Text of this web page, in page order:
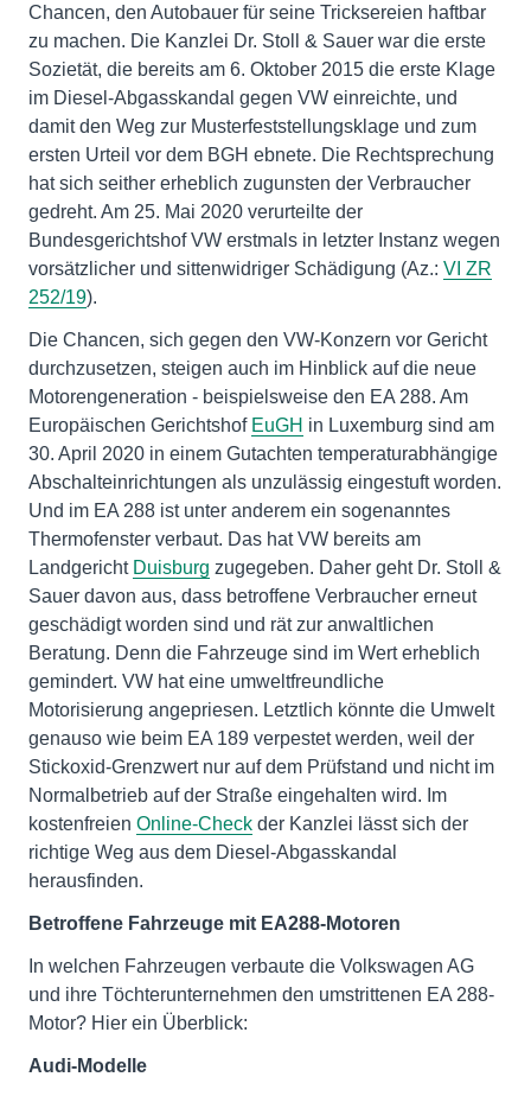
Chancen, den Autobauer für seine Tricksereien haftbar
zu machen. Die Kanzlei Dr. Stoll & Sauer war die erste
Sozietät, die bereits am 6. Oktober 2015 die erste Klage
im Diesel-Abgasskandal gegen VW einreichte, und
damit den Weg zur Musterfeststellungsklage und zum
ersten Urteil vor dem BGH ebnete. Die Rechtsprechung
hat sich seither erheblich zugunsten der Verbraucher
gedreht. Am 25. Mai 2020 verurteilte der
Bundesgerichtshof VW erstmals in letzter Instanz wegen
vorsätzlicher und sittenwidriger Schädigung (Az.: VI ZR
252/19).
Die Chancen, sich gegen den VW-Konzern vor Gericht
durchzusetzen, steigen auch im Hinblick auf die neue
Motorengeneration - beispielsweise den EA 288. Am
Europäischen Gerichtshof EuGH in Luxemburg sind am
30. April 2020 in einem Gutachten temperaturabhängige
Abschalteinrichtungen als unzulässig eingestuft worden.
Und im EA 288 ist unter anderem ein sogenanntes
Thermofenster verbaut. Das hat VW bereits am
Landgericht Duisburg zugegeben. Daher geht Dr. Stoll &
Sauer davon aus, dass betroffene Verbraucher erneut
geschädigt worden sind und rät zur anwaltlichen
Beratung. Denn die Fahrzeuge sind im Wert erheblich
gemindert. VW hat eine umweltfreundliche
Motorisierung angepriesen. Letztlich könnte die Umwelt
genauso wie beim EA 189 verpestet werden, weil der
Stickoxid-Grenzwert nur auf dem Prüfstand und nicht im
Normalbetrieb auf der Straße eingehalten wird. Im
kostenfreien Online-Check der Kanzlei lässt sich der
richtige Weg aus dem Diesel-Abgasskandal
herausfinden.
Betroffene Fahrzeuge mit EA288-Motoren
In welchen Fahrzeugen verbaute die Volkswagen AG
und ihre Töchterunternehmen den umstrittenen EA 288-
Motor? Hier ein Überblick:
Audi-Modelle